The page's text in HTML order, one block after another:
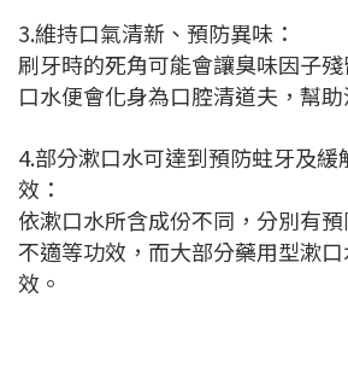
3.維持口氣清新、預防異味：
刷牙時的死角可能會讓臭味因子
口水便會化身為口腔清道夫，幫助
4.部分漱口水可達到預防蛀牙及緩
效：
依漱口水所含成份不同，分別有
不適等功效，而大部分藥用型漱
效。